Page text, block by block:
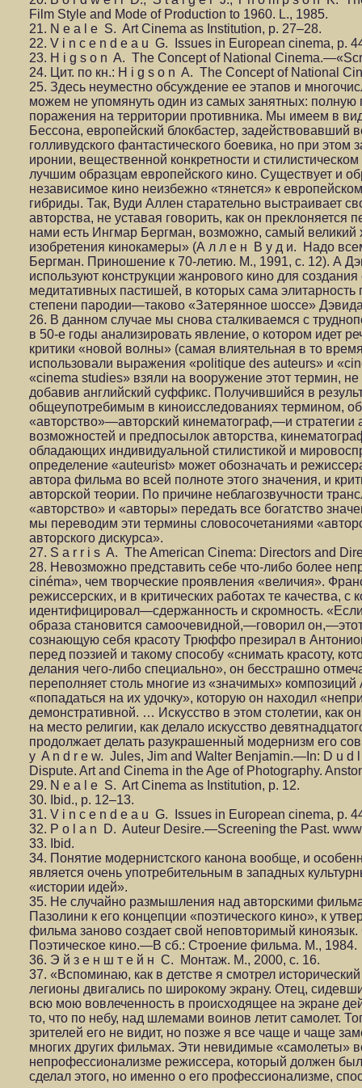
Film Style and Mode of Production to 1960. L., 1985.
21. N e a l e S. Art Cinema as Institution, p. 27–28.
22. V i n c e n d e a u G. Issues in European cinema, p.
23. H i g s o n A. The Concept of National
24. Цит. по кн.: H i g s o n A. The Concept of National
25. Здесь неуместно обсуждение ее этапов и
можем не упомянуть один из самых занятных: полную
поражения на территории противника. Мы имеем в
Бессона, европейский блокбастер,
голливудского фантастического боевика, но при
иронии, вещественной конкретности и
лучшим образцам европейского кино. Существует и
независимое кино неизбежно «тянется» к
гибриды. Так, Вуди Аллен старательно выстраивает
авторства, не уставая говорить, как он
нами есть Ингмар Бергман, возможно, самый великий
изобретения кинокамеры» (А л л е н В у д и. Надо
Бергман. Приношение к 70-летию. М., 1991, с. 12). А
используют конструкции жанрового кино для
медитативных пастишей, в которых сама элитарность
степени пародии—таково «Затерянное шоссе»
26. В данном случае мы снова сталкиваемся с
в 50-е годы анализировать явление, о котором идет
критики «новой волны» (самая влиятельная в то
использовали выражения «politique des auteurs» и
«cinema studies» взяли на вооружение этот термин,
добавив английский суффикс. Получившийся в
общеупотребимым в киноисследованиях термином,
«авторство»—авторский кинематограф,—и стратегии
возможностей и предпосылок авторства,
обладающих индивидуальной стилистикой и
определение «auteurist» может обозначать и
автора фильма во всей полноте этого значения, и
авторской теории. По причине неблагозвучности
«авторство» и «авторы» передать все богатство
мы переводим эти термины словосочетаниями
авторского дискурса».
27. S a r r i s A. The American Cinema: Directors and
28. Невозможно представить себе что-либо более
cinéma», чем творческие проявления «величия».
режиссерских, и в критических работах те качества, с
идентифицировал—сдержанность и скромность.
образа становится самоочевидной,—говорил
сознающую себя красоту Трюффо презирал в
перед поэзией и такому способу «снимать красоту,
делания чего-либо специально», он бесстрашно
переполняет столь многие из «значимых»
«попадаться на их удочку», которую он находил
демонстративной. … Искусство в этом столетии, как
на место религии, как делало искусство
продолжает делать разукрашенный модернизм его
y A n d r e w. Jules, Jim and Walter Benjamin.—In: D u d
Dispute. Art and Cinema in the Age of Photography.
29. N e a l e S. Art Сinema as Institution, p. 12.
30. Ibid., p. 12–13.
31. V i n c e n d e a u G. Issues in European cinema, p.
32. P o l a n D. Auteur Desire.—Screening the Past.
33. Ibid.
34. Понятие модернистского канона вообще, и
является очень употребительным в западных
«истории идей».
35. Не случайно размышления над авторскими
Пазолини к его концепции «поэтического кино», к
фильма заново создает свой неповторимый
Поэтическое кино.—В сб.: Строение фильма. М., 1984.
36. Э й з е н ш т е й н С. Монтаж. М., 2000, с. 16.
37. «Вспоминаю, как в детстве я смотрел
легионы двигались по широкому экрану. Отец,
всю мою вовлеченность в происходящее на экране
то, что по небу, над шлемами воинов летит самолет.
зрителей его не видит, но позже я все чаще и чаще
многих других фильмах. Эти невидимые «самолеты»
непрофессионализме режиссера, который должен был
сделал этого, но именно о его профессионализме,